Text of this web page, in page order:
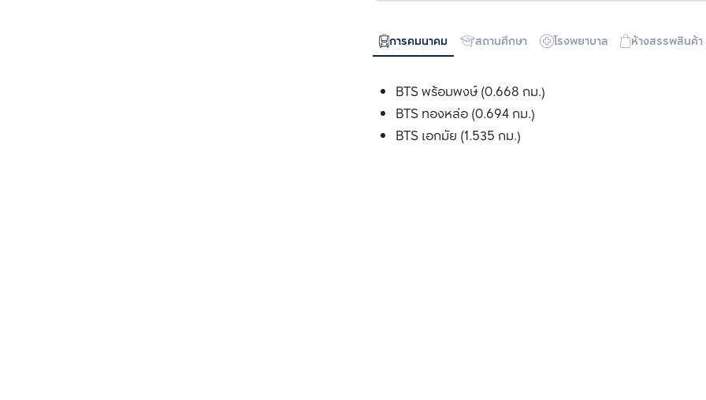
การคมนาคม สถานศึกษา โรงพยาบาล ห้างสรรพสินค้า
BTS พร้อมพงษ์ (0.668 กม.)
BTS ทองหล่อ (0.694 กม.)
BTS เอกมัย (1.535 กม.)